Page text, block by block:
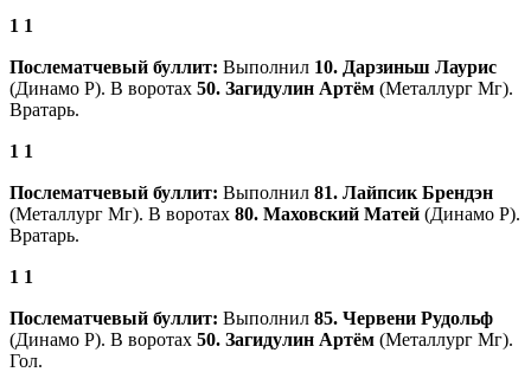
1 1
Послематчевый буллит: Выполнил 10. Дарзиньш Лаурис
(Динамо Р). В воротах 50. Загидулин Артём (Металлург Мг).
Вратарь.
1 1
Послематчевый буллит: Выполнил 81. Лайпсик Брендэн
(Металлург Мг). В воротах 80. Маховский Матей (Динамо Р).
Вратарь.
1 1
Послематчевый буллит: Выполнил 85. Червени Рудольф
(Динамо Р). В воротах 50. Загидулин Артём (Металлург Мг).
Гол.